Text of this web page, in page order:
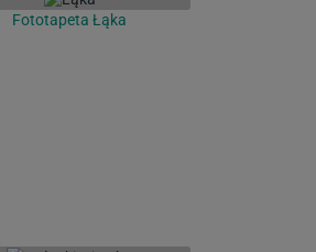
Fototapeta Łąka